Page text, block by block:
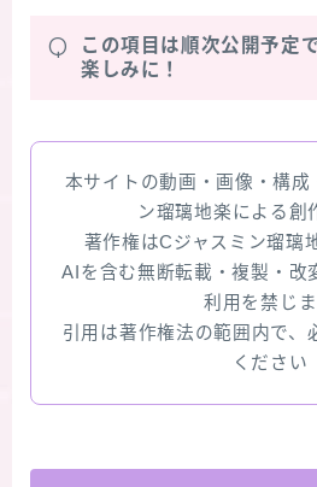
Q
この項目は順次公開予定
楽しみに！
本サイトの動画・画像・構成
ン瑠璃地楽による創
著作権はCジャスミン瑠璃
AIを含む無断転載・複製・改
利用を禁じ
引用は著作権法の範囲内で、
ください